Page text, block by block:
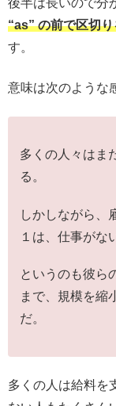
後半は長いので分
“as” の前で区切
す。
意味は次のような
多くの人々はま
る。
しかしながら、
１は、仕事がな
というのも彼ら
まで、規模を縮
だ。
多くの人は給料を